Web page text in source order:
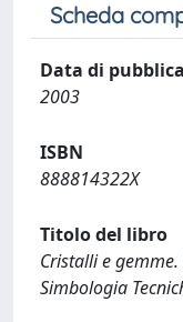
Scheda
Data di
2003
ISBN
888814322X
Titolo del libro
Cristalli e
Simbologia